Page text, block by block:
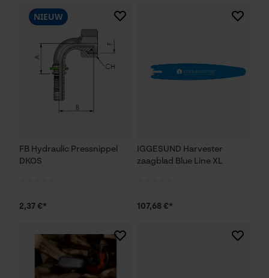
FB Hydraulic Pressnippel
DKOS
NIEUW
2,37 €*
IGGESUND Harvester
zaagblad Blue Line XL
107,68 €*